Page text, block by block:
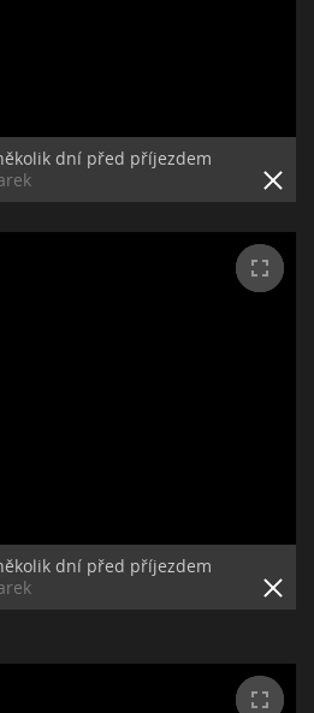
dní před příjezdem
dní před příjezdem